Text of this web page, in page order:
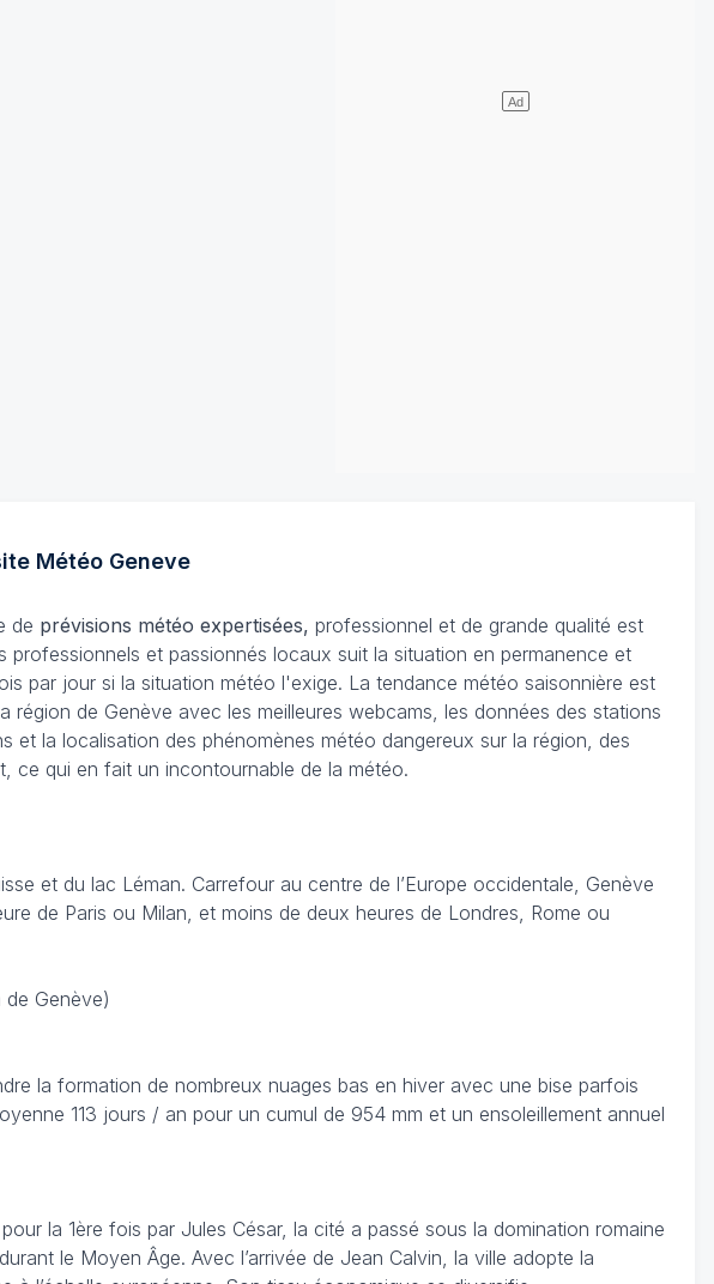
MétéoGeneve
de prévisions météo expertisées, professionnel et de grande qualité est
et passionnés locaux suit la situation en permanence et
par jour si la situation météo l'exige. La tendance météo saisonnière est
de Genève avec les meilleures webcams, les données des stations
la localisation des phénomènes météo dangereux sur la région, des
ce qui en fait un incontournable de la météo.
et du lac Léman. Carrefour au centre de l’Europe occidentale, Genève
de Paris ou Milan, et moins de deux heures de Londres, Rome ou
Genève)
la formation de nombreux nuages bas en hiver avec une bise parfois
113 jours / an pour un cumul de 954 mm et un ensoleillement annuel
la 1ère fois par Jules César, la cité a passé sous la domination romaine
le Moyen Âge. Avec l’arrivée de Jean Calvin, la ville adopte la